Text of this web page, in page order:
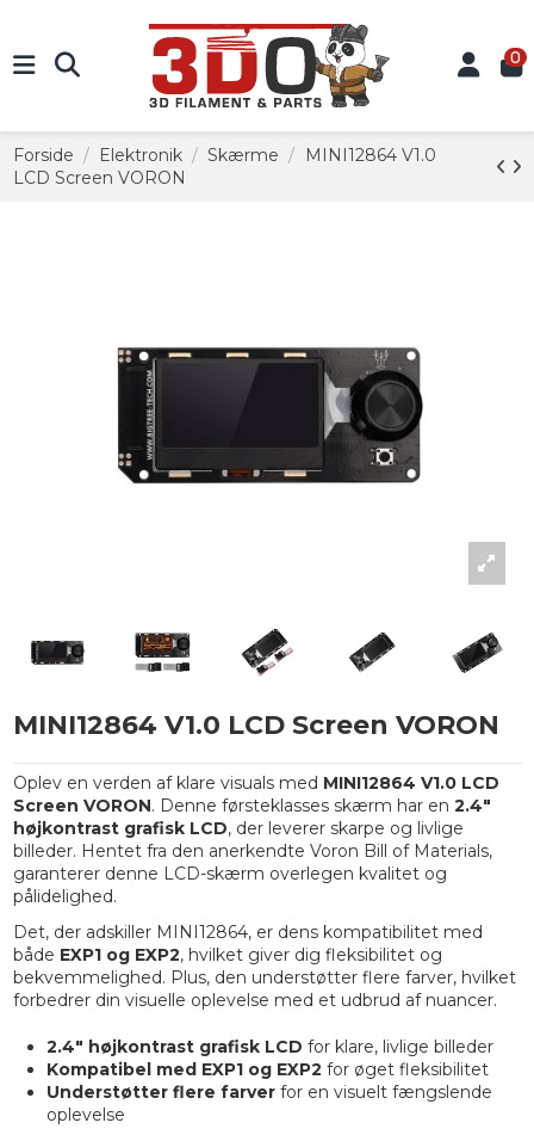
0
Forside Elektronik Skærme
MINI12864 V1.0
LCD Screen VORON
MINI12864 V1.0 LCD Screen VORON
Oplev en verden af klare visuals med MINI12864 V1.0 LCD
Screen VORON. Denne førsteklasses skærm har en 2.4"
højkontrast grafisk LCD, der leverer skarpe og livlige
billeder. Hentet fra den anerkendte Voron Bill of Materials,
garanterer denne LCD-skærm overlegen kvalitet og
pålidelighed.
Det, der adskiller MINI12864, er dens kompatibilitet med
både EXP1 og EXP2, hvilket giver dig fleksibilitet og
bekvemmelighed. Plus, den understøtter flere farver, hvilket
forbedrer din visuelle oplevelse med et udbrud af nuancer.
2.4" højkontrast grafisk LCD for klare, livlige billeder
Kompatibel med EXP1 og EXP2 for øget fleksibilitet
Understøtter flere farverfor en visuelt fængslende
oplevelse